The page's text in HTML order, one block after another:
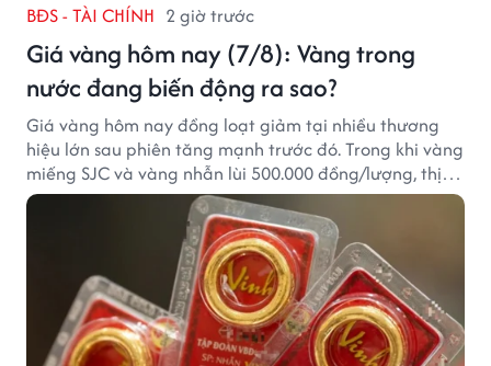
BĐS - TÀI CHÍNH 2 giờ trước
Giá vàng hôm nay (7/8): Vàng trong
nước đang biến động ra sao?
Giá vàng hôm nay đồng loạt giảm tại nhiều thương
hiệu lớn sau phiên tăng mạnh trước đó. Trong khi vàng
miếng SJC và vàng nhẫn lùi 500.000 đồng/lượng, thị
trường vẫn duy trì mặt bằng giá cao, với sự chênh
lệch đáng kể giữa các doanh nghiệp.